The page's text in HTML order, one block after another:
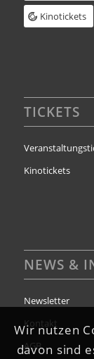
Kinotickets
TICKETS
Kinotickets
NEWS &
Newsletter
Kontakt
AGB
Wir nutzen
davon sind